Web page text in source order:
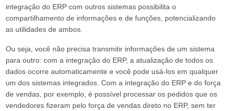
integração do ERP com outros sistemas possibilita o
compartilhamento de informações e de funções, potencializando
as utilidades de ambos.
Ou seja, você não precisa transmitir informações de um sistema
para outro: com a integração do ERP, a atualização de todos os
dados ocorre automaticamente e você pode usá-los em qualquer
um dos sistemas integrados. Com a integração do ERP e do força
de vendas, por exemplo, é possível processar os pedidos que os
vendedores fizeram pelo força de vendas direto no ERP, sem ter